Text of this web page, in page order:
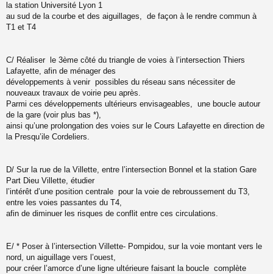
la station Université Lyon 1
au sud de la courbe et des aiguillages, de façon à le rendre commun à
T1 et T4
C/ Réaliser le 3ème côté du triangle de voies à l’intersection Thiers
Lafayette, afin de ménager des
développements à venir possibles du réseau sans nécessiter de
nouveaux travaux de voirie peu après.
Parmi ces développements ultérieurs envisageables, une boucle autour
de la gare (voir plus bas *),
ainsi qu’une prolongation des voies sur le Cours Lafayette en direction de
la Presqu’ile Cordeliers.
D/ Sur la rue de la Villette, entre l’intersection Bonnel et la station Gare
Part Dieu Villette, étudier
l’intérêt d’une position centrale pour la voie de rebroussement du T3,
entre les voies passantes du T4,
afin de diminuer les risques de conflit entre ces circulations.
E/ * Poser à l’intersection Villette- Pompidou, sur la voie montant vers le
nord, un aiguillage vers l’ouest,
pour créer l’amorce d’une ligne ultérieure faisant la boucle complète